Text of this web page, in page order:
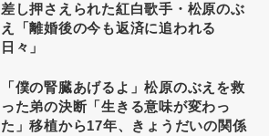
差し押さえられた紅白歌手・松原のぶ
え「離婚後の今も返済に追われる
日々」
「僕の腎臓あげるよ」松原のぶえを救
った弟の決断「生きる意味が変わっ
た」移植から17年、きょうだいの関係